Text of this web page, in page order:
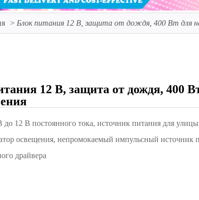
Блок питания 12 В, защита от дождя, 400 Вт для
12 В, защита от дождя, 400
до 12 В постоянного тока, источник питания для
освещения, непромокаемый импульсный источник
драйвера